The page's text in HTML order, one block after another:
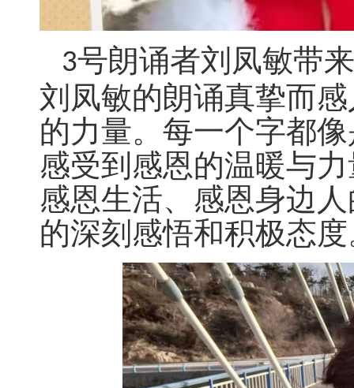
3号朗诵者刘凤敏带
刘凤敏的朗诵真挚而
的力量。每一个字都
感受到感恩的温暖与
感恩生活、感恩身边
的深刻感悟和积极态